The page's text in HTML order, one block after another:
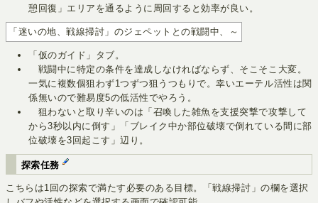
憩回復」エリアを通るように周回すると効率が良い。
「迷いの地、戦線掃討」のジェペットとの戦闘中、～
「仮のガイド」タブ。
戦闘中に特定の条件を達成しなければならず、そこそこ大変。
一気に複数個狙わず1つずつ狙うつもりで。幸いエーテル活性は関
係無いので難易度5の低活性でやろう。
狙わないと取り辛いのは「召喚した雑魚を支援突撃で攻撃して
から3秒以内に倒す」「ブレイク中か部位破壊で倒れている間に部
位破壊を3回起こす」辺り。
探索任務
こちらは1回の探索で満たす必要のある目標。「戦線掃討」の欄を選択